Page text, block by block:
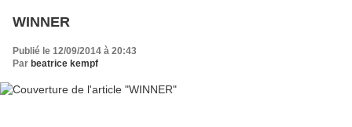
WINNER
Publié le 12/09/2014 à 20:43
Par beatrice kempf